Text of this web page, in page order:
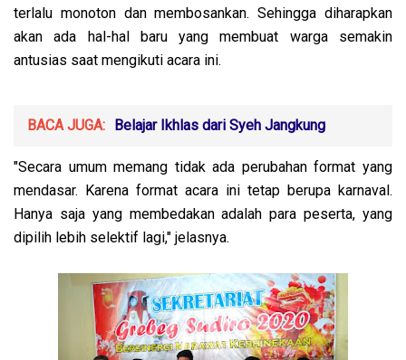
terlalu monoton dan membosankan. Sehingga diharapkan
akan ada hal-hal baru yang membuat warga semakin
antusias saat mengikuti acara ini.
BACA JUGA: Belajar Ikhlas dari Syeh Jangkung
"Secara umum memang tidak ada perubahan format yang
mendasar. Karena format acara ini tetap berupa karnaval.
Hanya saja yang membedakan adalah para peserta, yang
dipilih lebih selektif lagi," jelasnya.